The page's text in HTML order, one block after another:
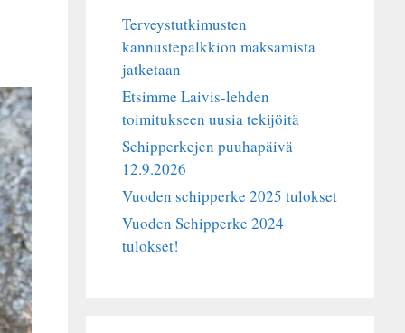
Terveystutkimusten
kannustepalkkion maksamista
jatketaan
Etsimme Laivis-lehden
toimitukseen uusia tekijöitä
Schipperkejen puuhapäivä
12.9.2026
Vuoden schipperke 2025 tulokset
Vuoden Schipperke 2024
tulokset!